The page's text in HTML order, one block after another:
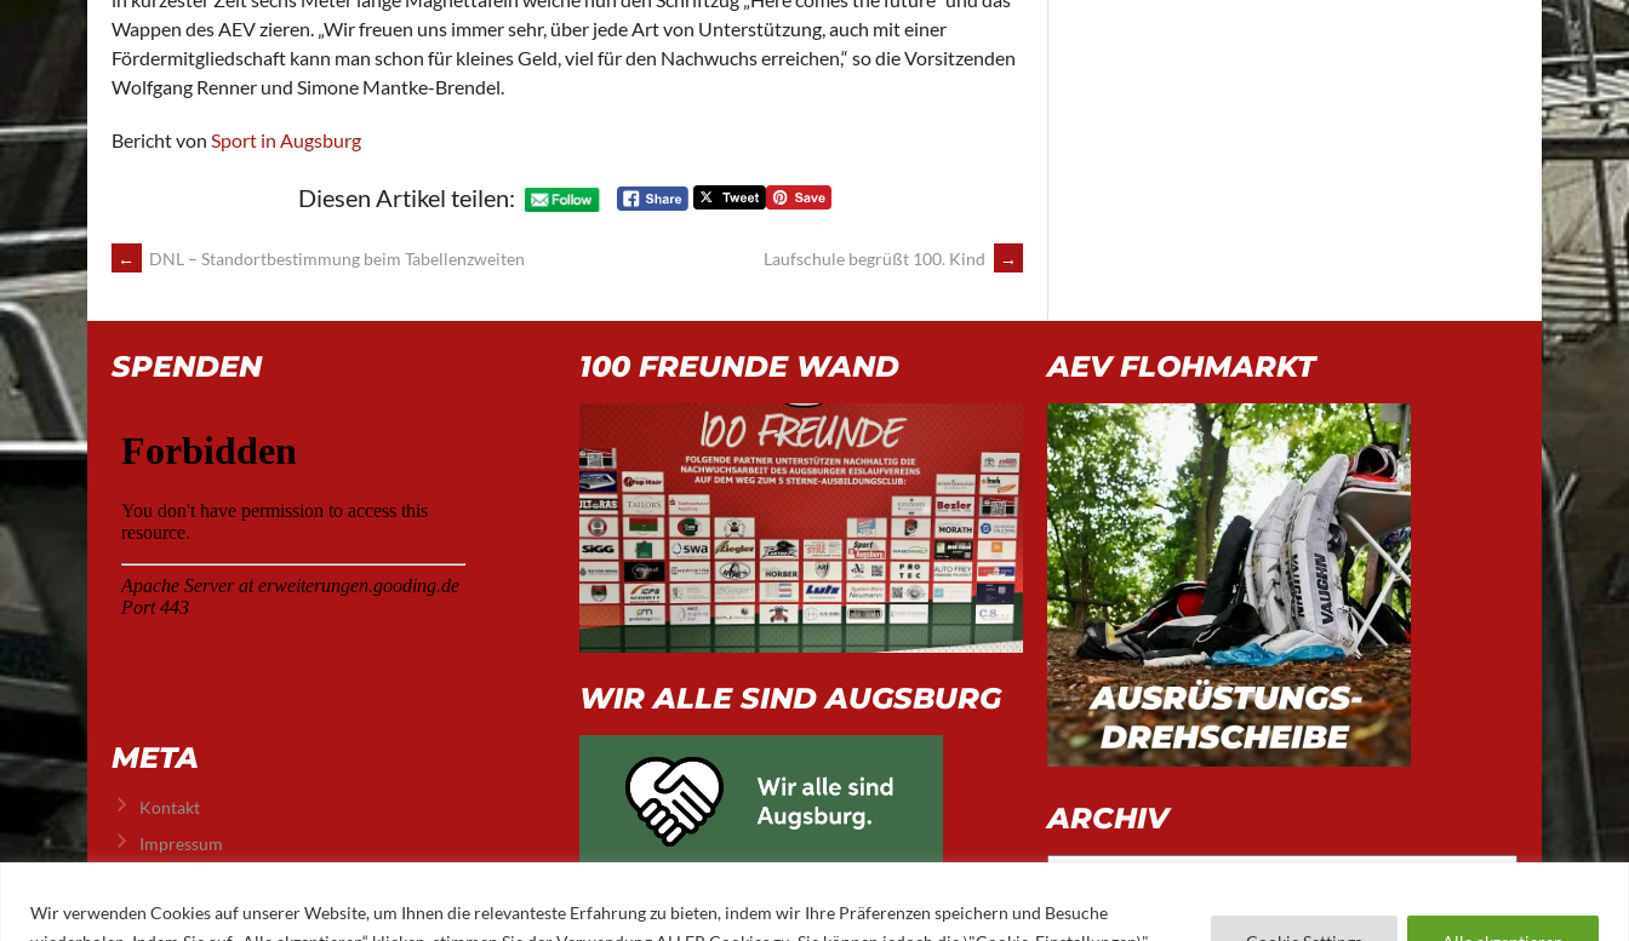
Wir verwenden Cookies auf unserer Website, um Ihnen die relevanteste Erfahrung zu bieten, indem wir Ihre Präferenzen speichern und Besuche
Wappen des AEV zieren. „Wir freuen uns immer sehr, über jede Art von Unterstützung, auch mit einer
Fördermitgliedschaft kann man schon für kleines Geld, viel für den Nachwuchs erreichen,“ so die Vorsitzenden
Wolfgang Renner und Simone Mantke-Brendel.
Bericht von Sport in Augsburg
Diesen Artikel teilen:
POST
NAVIGATION
← DNL – Standortbestimmung beim Tabellenzweiten Laufschule begrüßt 100. Kind →
SPENDEN
META
Kontakt
Impressum
100 FREUNDE WAND
WIR ALLE SIND AUGSBURG
AEV FLOHMARKT
ARCHIV
Archiv